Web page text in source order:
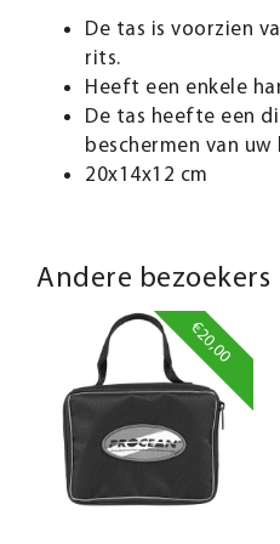
De tas is voorzien
rits.
Heeft een enkele
De tas heefte een
beschermen van uw
20x14x12 cm
Andere
€20,00